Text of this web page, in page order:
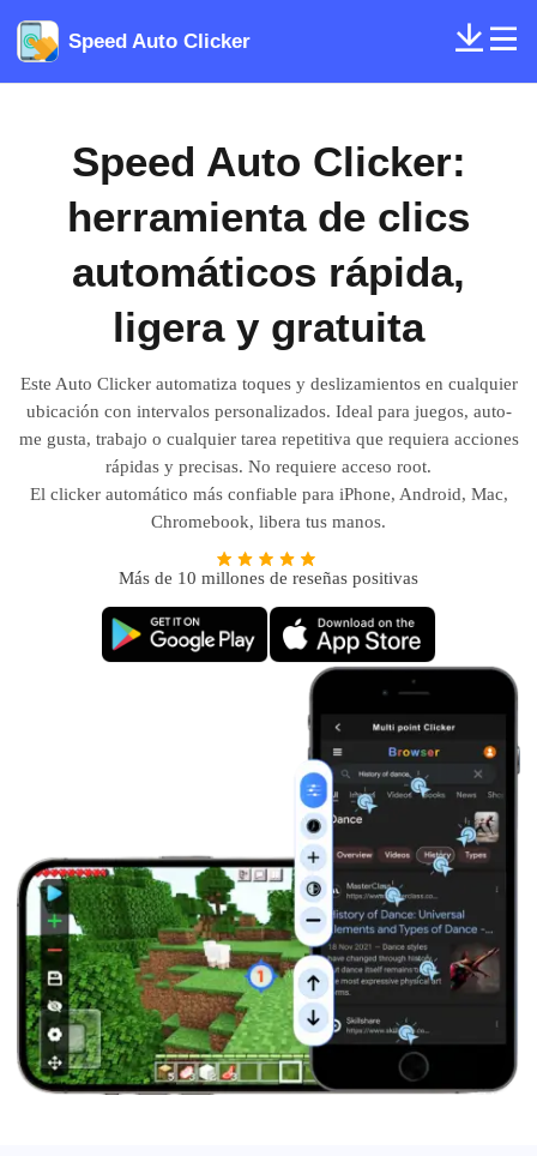
Speed Auto Clicker
Speed ​​Auto Clicker:
herramienta de clics
automáticos rápida,
ligera y gratuita
Este Auto Clicker automatiza toques y deslizamientos en cualquier
ubicación con intervalos personalizados. Ideal para juegos, auto-
me gusta, trabajo o cualquier tarea repetitiva que requiera acciones
rápidas y precisas. No requiere acceso root.
El clicker automático más confiable para iPhone, Android, Mac,
Chromebook, libera tus manos.
Más de 10 millones de reseñas positivas